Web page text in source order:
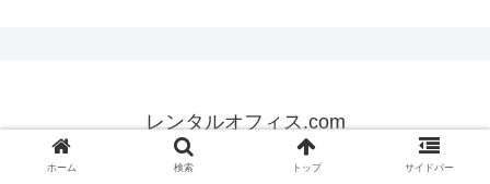
レンタルオフィス.com
© 2023 レンタルオフィス.com.
ホーム 検索 トップ サイドバー